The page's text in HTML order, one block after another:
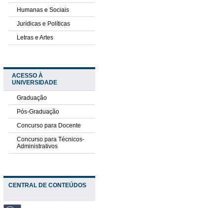
Humanas e Sociais
Jurídicas e Políticas
Letras e Artes
ACESSO À
UNIVERSIDADE
Graduação
Pós-Graduação
Concurso para Docente
Concurso para Técnicos-
Administrativos
CENTRAL DE CONTEÚDOS